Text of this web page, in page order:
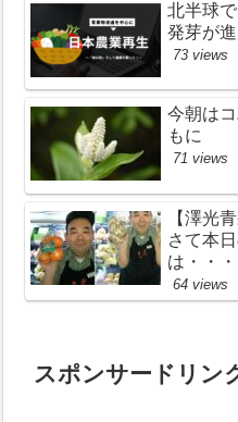
北半球
発芽が
73 views
今朝は
もに
71 views
【澤光
さて本
は・・・
64 views
スポンサードリン